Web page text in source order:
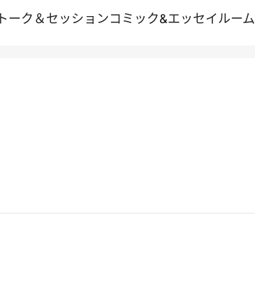
トーク＆セッションコミック&エッセイルーム